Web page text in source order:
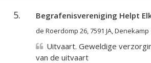
5. Begrafenisvereniging Helpt
de Roerdomp 26, 7591 JA, Denekamp
Uitvaart. Geweldige
van de uitvaart